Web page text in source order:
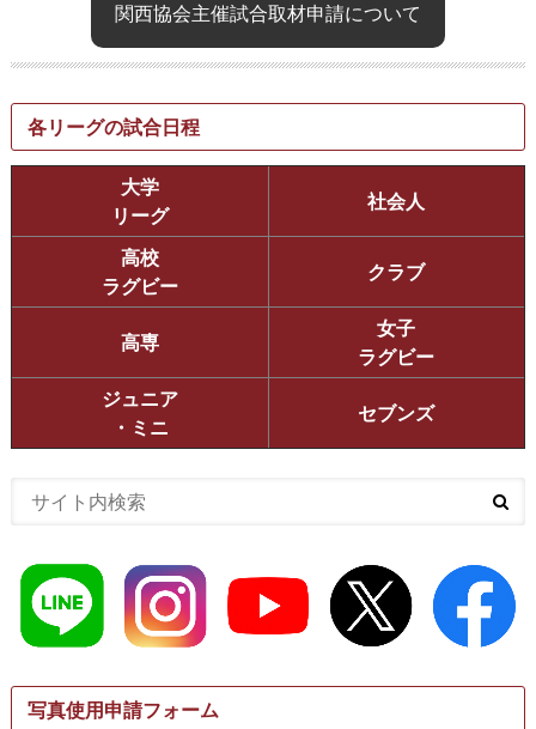
関西協会主催試合取材申請について
各リーグの試合日程
大学
リーグ
社会人
高校
ラグビー
クラブ
高専
女子
ラグビー
ジュニア
・ミニ
セブンズ
写真使用申請フォーム